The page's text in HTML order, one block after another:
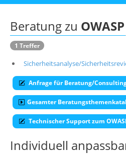
Individuelle Schulungen
Wissen
Über uns
Suche
Beratung zu OWASP
1 Treffer
Sicherheitsanalyse/
Anfrage für Beratung/Consulting
Gesamter
Technischer Support zum
Individuell